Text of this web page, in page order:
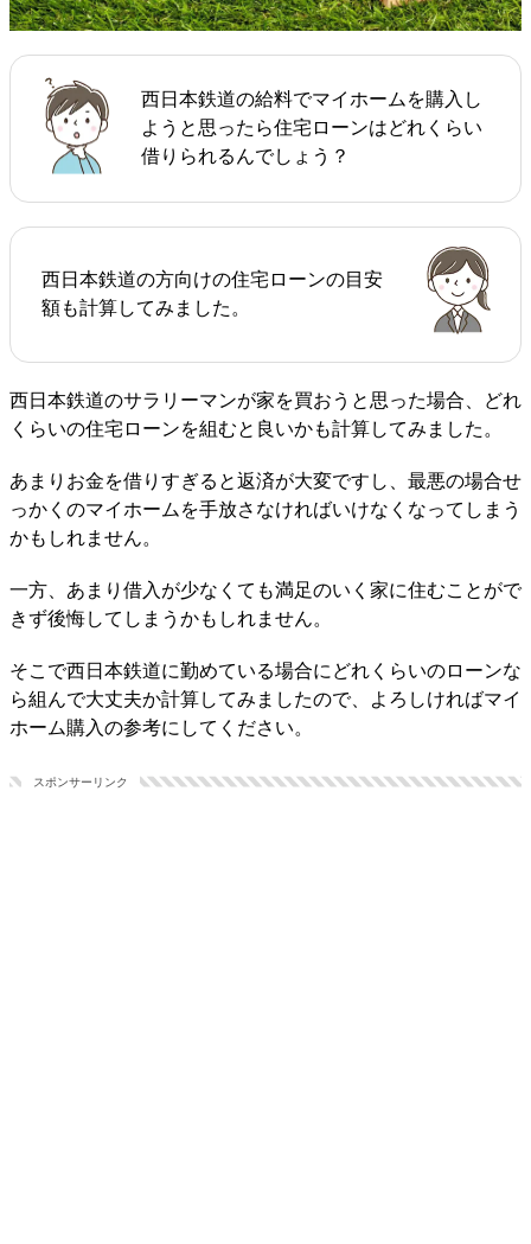
西日本鉄道の給料でマイホームを購入し
ようと思ったら住宅ローンはどれくらい
借りられるんでしょう？
西日本鉄道の方向けの住宅ローンの目安
額も計算してみました。
西日本鉄道のサラリーマンが家を買おうと思った場合、どれ
くらいの住宅ローンを組むと良いかも計算してみました。
あまりお金を借りすぎると返済が大変ですし、最悪の場合せ
っかくのマイホームを手放さなければいけなくなってしまう
かもしれません。
一方、あまり借入が少なくても満足のいく家に住むことがで
きず後悔してしまうかもしれません。
そこで西日本鉄道に勤めている場合にどれくらいのローンな
ら組んで大丈夫か計算してみましたので、よろしければマイ
ホーム購入の参考にしてください。
スポンサーリンク